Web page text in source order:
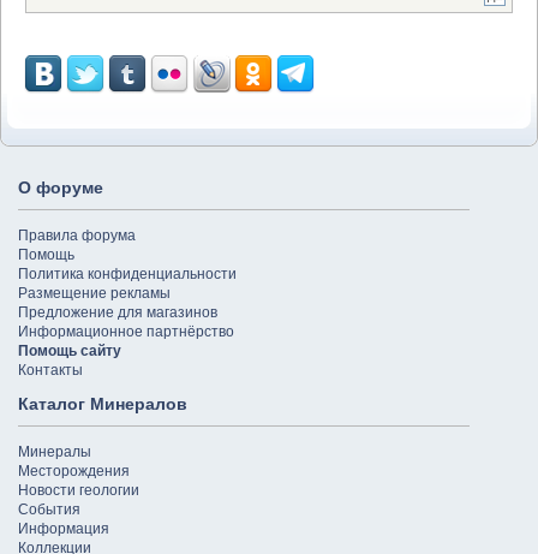
О форуме
Правила форума
Помощь
Политика конфиденциальности
Размещение рекламы
Предложение для магазинов
Информационное партнёрство
Помощь сайту
Контакты
Каталог Минералов
Минералы
Месторождения
Новости геологии
События
Информация
Коллекции